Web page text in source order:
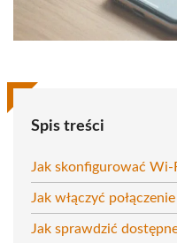
Spis treści
Jak skonfigurować
Jak włączyć
Jak sprawdzić